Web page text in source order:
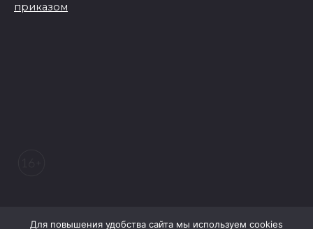
приказом
Для повышения удобства сайта мы используем cookies